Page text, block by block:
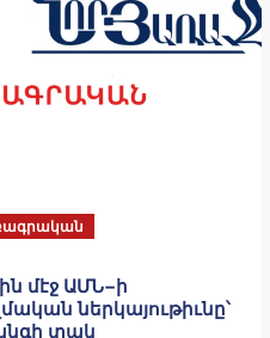
մէջ ԱՄՆ−ի
ներկայութիւնը՝
տակ